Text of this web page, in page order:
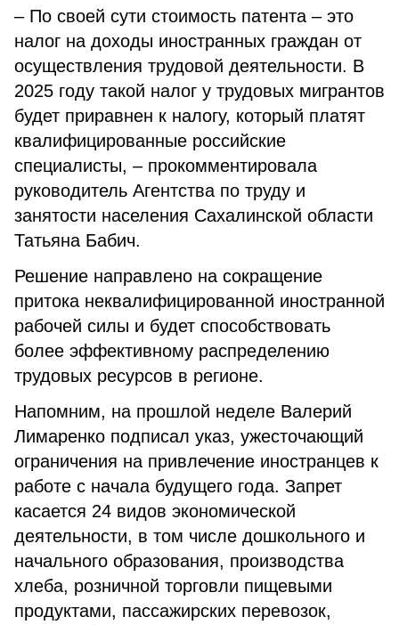
– По своей сути стоимость патента – это
налог на доходы иностранных граждан от
осуществления трудовой деятельности. В
2025 году такой налог у трудовых мигрантов
будет приравнен к налогу, который платят
квалифицированные российские
специалисты, – прокомментировала
руководитель Агентства по труду и
занятости населения Сахалинской области
Татьяна Бабич.
Решение направлено на сокращение
притока неквалифицированной иностранной
рабочей силы и будет способствовать
более эффективному распределению
трудовых ресурсов в регионе.
Напомним, на прошлой неделе Валерий
Лимаренко подписал указ, ужесточающий
ограничения на привлечение иностранцев к
работе с начала будущего года. Запрет
касается 24 видов экономической
деятельности, в том числе дошкольного и
начального образования, производства
хлеба, розничной торговли пищевыми
продуктами, пассажирских перевозок,